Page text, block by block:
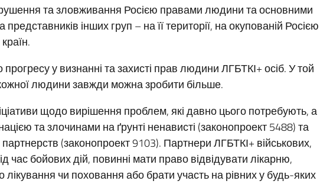
та зловживання Росією правами людини та основними
інших груп – на її території, на окупованій Росією
прогресу у визнанні та захисті прав людини ЛГБТКІ+ осіб. У той
людини завжди можна зробити більше.
щодо вирішення проблем, які давно цього потребують, а
та злочинами на ґрунті ненависті (законопроект 5488) та
(законопроект 9103). Партнери ЛГБТКІ+ військових,
час бойових дій, повинні мати право відвідувати лікарню,
чи поховання або брати участь на рівних у будь-яких